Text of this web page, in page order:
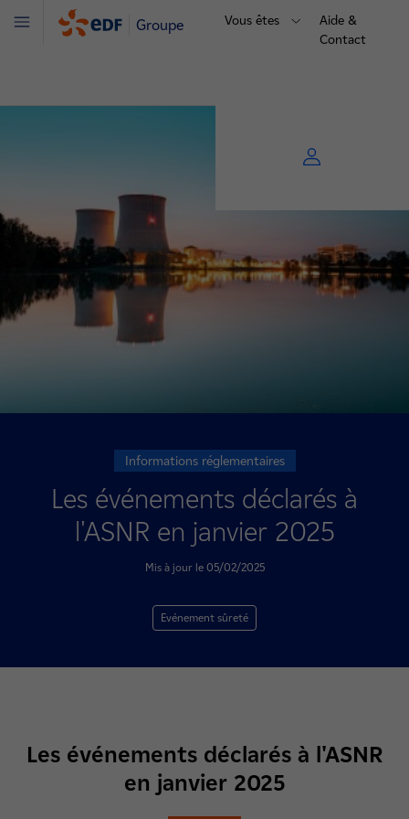
Groupe Vous êtes
Aide &
Contact
Menu
Informations réglementaires
Les événements déclarés à
l'ASNR en janvier 2025
Mis à jour le 05/02/2025
Evénement sûreté
Les événements déclarés à l'ASNR
en janvier 2025